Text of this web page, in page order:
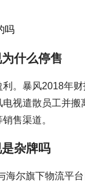
吗
什么停售
利。暴风2018年
视遣散员工并
售渠道。
杂牌吗
海尔旗下物流平